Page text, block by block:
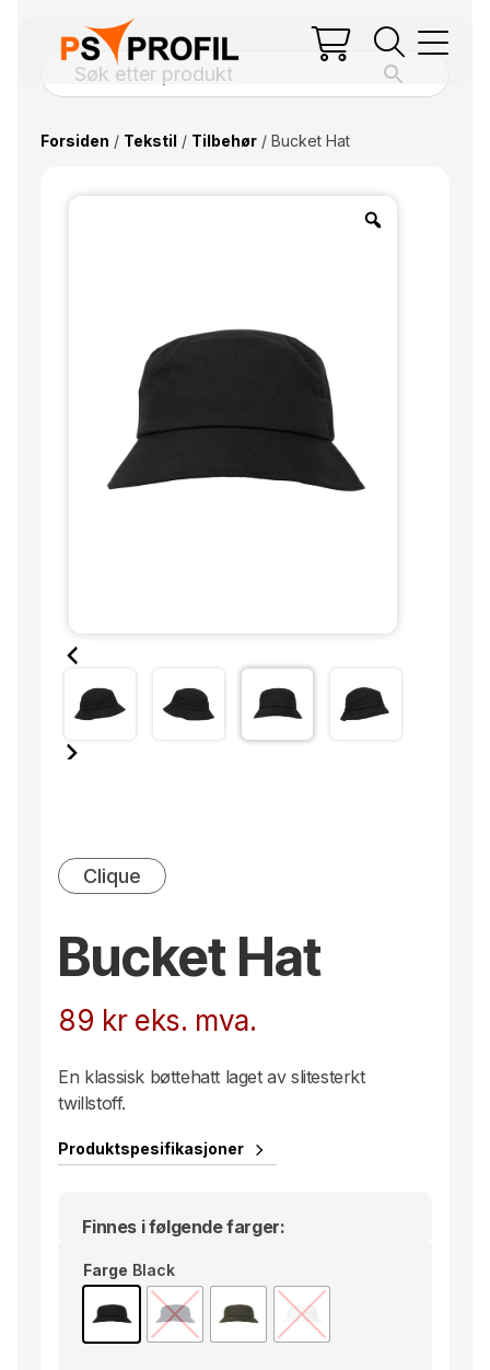
Forsiden / Tekstil / Tilbehør/ Bucket Hat
Clique
Bucket Hat
89 kr eks. mva.
En klassisk bøttehatt laget av slitesterkt
twillstoff.
Produktspesifikasjoner
Finnes i følgende farger:
Farge Black